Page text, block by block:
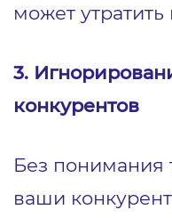
может
3.
конкурентов
Без понимания
ваши